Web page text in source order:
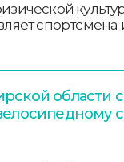
области